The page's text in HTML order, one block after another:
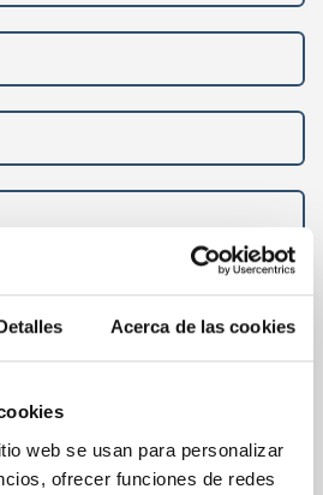
Acerca de las cookies
web se usan para personalizar
ofrecer funciones de redes
de privacidad